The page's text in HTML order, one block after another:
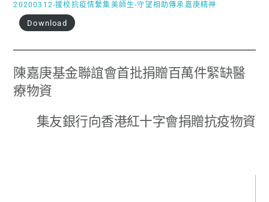
20200312-援校抗疫情繫集美師生-守望相助傳承嘉庚精神
Download
陳嘉庚基金聯誼會首批捐贈百萬件緊缺醫
療物資
集友銀行向香港紅十字會捐贈抗疫物資